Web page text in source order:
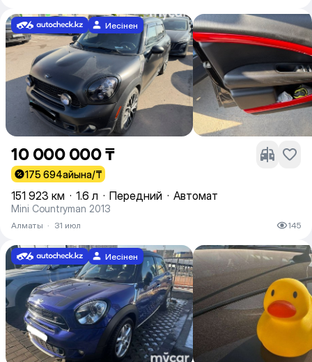
Иесінен
10 000 000 ₸
175 694айына/₸
151 923 км · 1.6 л · Передний · Автомат
Mini Countryman 2013
Алматы · 31 июл 145
Иесінен